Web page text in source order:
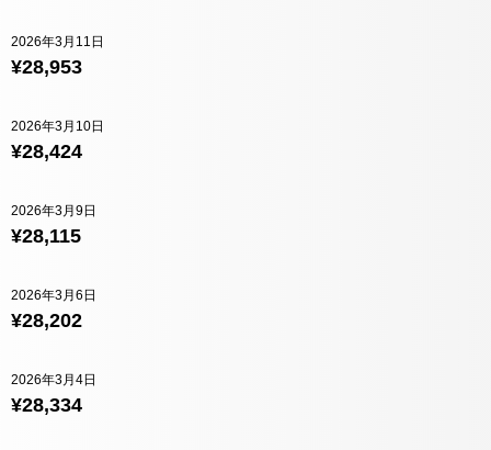
¥28,953
2026年3月11日
¥28,424
2026年3月10日
¥28,115
2026年3月9日
¥28,202
2026年3月6日
¥28,334
2026年3月4日